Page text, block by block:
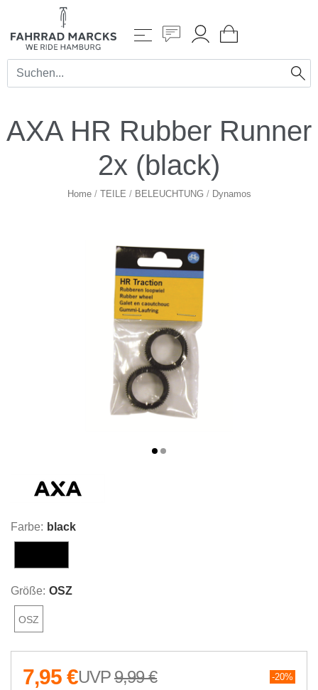
AXA HR Rubber Runner
2x (black)
Home/ TEILE / BELEUCHTUNG / Dynamos
Farbe: black
Größe: OSZ
OSZ
9,99 € 20%
7,95 €